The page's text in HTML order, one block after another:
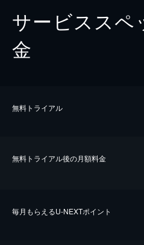
サービススペ
金
無料トライアル
無料トライアル後の⽉額料金
毎⽉もらえるU-NEXTポイント